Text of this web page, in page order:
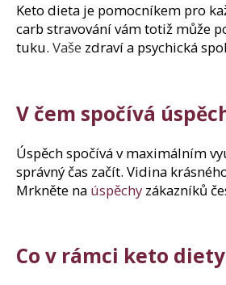
Keto dieta je pomocníkem pro
carb stravování vám totiž může
tuku. Vaše zdraví a psychická
V čem spočívá
Úspěch spočívá v maximálním
správný čas začít. Vidina
Mrkněte na úspěchy zákazníků
Co v rámci keto